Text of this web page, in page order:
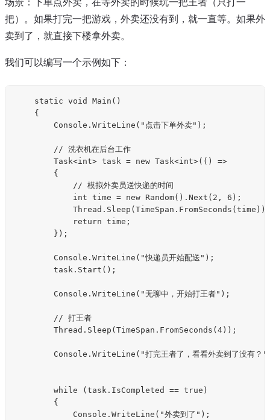
把）。如果打完一把游戏，外卖还没有到，就一直等。如果外
卖到了，就直接下楼拿外卖。
我们可以编写一个示例如下：
    static void Main()
    {
        Console.WriteLine("点击下单外卖");
        // 洗衣机在后台工作
        Task<int> task = new Task<int>(() =>
        {
            // 模拟外卖员送快递的时间
            int time = new Random().Next(2, 6);
            Thread.Sleep(TimeSpan.FromSeconds(time));
            return time;
        });
        Console.WriteLine("快递员开始配送");
        task.Start();
        Console.WriteLine("无聊中，开始打王者");
        // 打王者
        Thread.Sleep(TimeSpan.FromSeconds(4));
Console.WriteLine("打完王者了，看看外卖到了没有？
        while (task.IsCompleted == true)
        {
            Console.WriteLine("外卖到了");